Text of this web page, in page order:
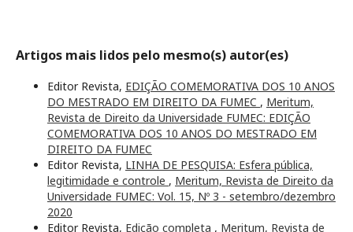
Artigos mais lidos pelo mesmo(s) autor(es)
Editor Revista, EDIÇÃO COMEMORATIVA DOS 10 ANOS
DO MESTRADO EM DIREITO DA FUMEC , Meritum,
Revista de Direito da Universidade FUMEC: EDIÇÃO
COMEMORATIVA DOS 10 ANOS DO MESTRADO EM
DIREITO DA FUMEC
Editor Revista, LINHA DE PESQUISA: Esfera pública,
legitimidade e controle , Meritum, Revista de Direito da
Universidade FUMEC: Vol. 15, Nº 3 - setembro/dezembro
2020
Editor Revista, Edição completa , Meritum, Revista de